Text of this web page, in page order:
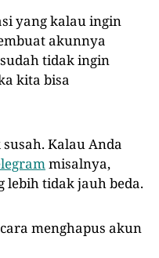
yang kalau ingin
akunnya
tidak ingin
kita bisa
Kalau Anda
misalnya,
tidak jauh beda.
menghapus akun